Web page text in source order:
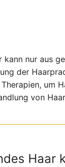
kann nur aus
der
um
von
Haar